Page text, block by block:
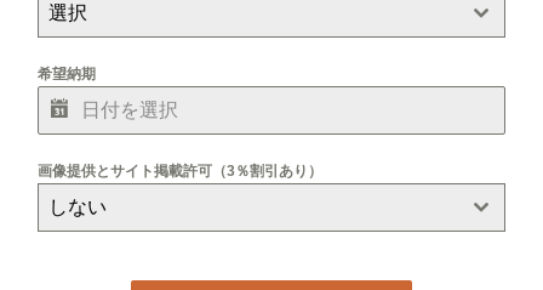
選択
希望納期
画像提供とサイト掲載許可（3％割引あり）
しない